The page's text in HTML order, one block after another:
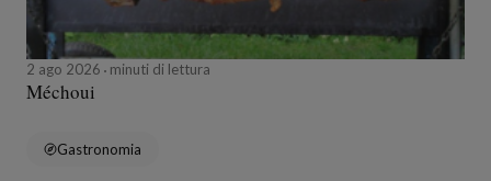
2 ago 2026 minuti di lettura
Méchoui
Gastronomia